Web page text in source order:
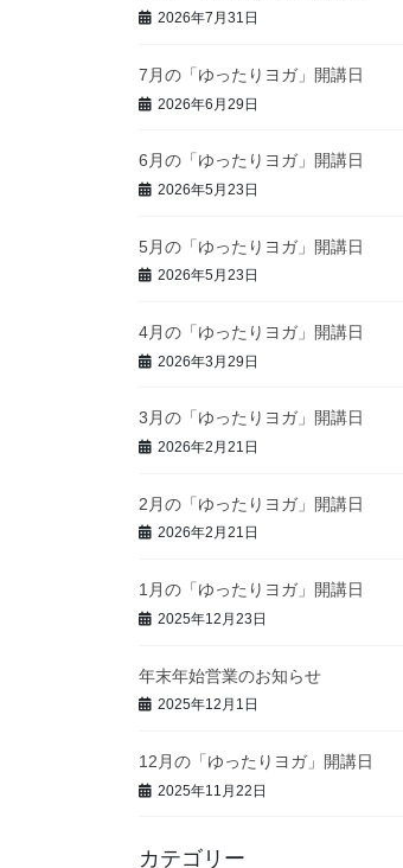
2026年7月31日
7月の「ゆったりヨガ」開講日
2026年6月29日
6月の「ゆったりヨガ」開講日
2026年5月23日
5月の「ゆったりヨガ」開講日
2026年5月23日
4月の「ゆったりヨガ」開講日
2026年3月29日
3月の「ゆったりヨガ」開講日
2026年2月21日
2月の「ゆったりヨガ」開講日
2026年2月21日
1月の「ゆったりヨガ」開講日
2025年12月23日
年末年始営業のお知らせ
2025年12月1日
12月の「ゆったりヨガ」開講日
2025年11月22日
カテゴリー